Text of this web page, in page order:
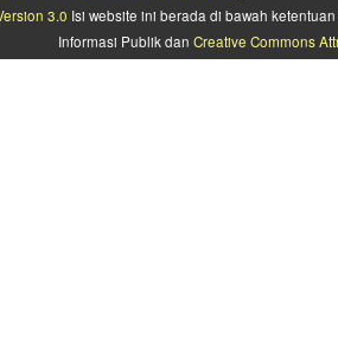
3.0 Isi website ini berada di bawah
Informasi Publik dan Creative Commons